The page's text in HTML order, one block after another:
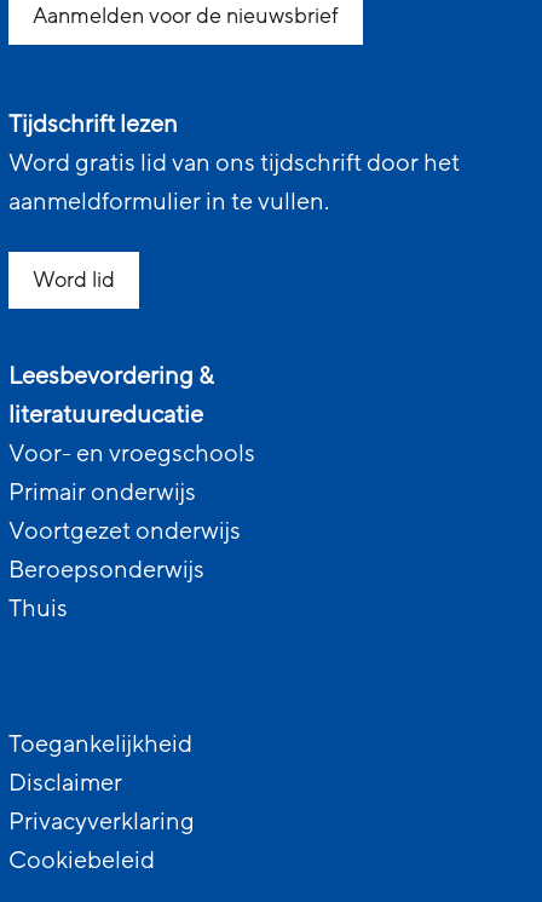
Aanmelden voor de nieuwsbrief
Tijdschrift lezen
Word gratis lid van ons tijdschrift door het
aanmeldformulier in te vullen.
Word lid
Leesbevordering &
literatuureducatie
Voor- en vroegschools
Primair onderwijs
Voortgezet onderwijs
Beroepsonderwijs
Thuis
Toegankelijkheid
Disclaimer
Privacyverklaring
Cookiebeleid